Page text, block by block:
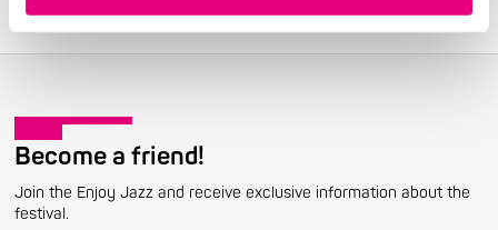
Become a friend!
Join the Enjoy Jazz and receive exclusive information about the
festival.